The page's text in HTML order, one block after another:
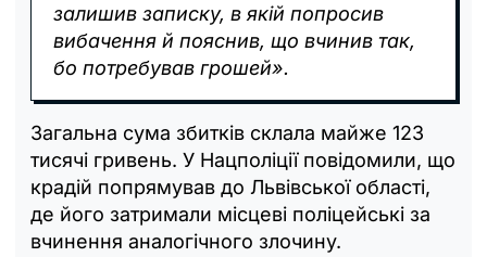
залишив записку, в якій попросив
вибачення й пояснив, що вчинив так,
бо потребував грошей».
Загальна сума збитків склала майже 123
тисячі гривень. У Нацполіції повідомили, що
крадій попрямував до Львівської області,
де його затримали місцеві поліцейські за
вчинення аналогічного злочину.